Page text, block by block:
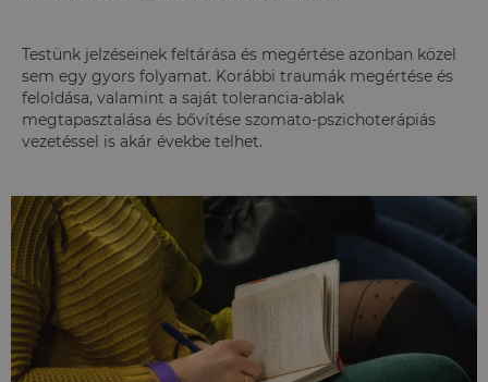
Testünk jelzéseinek feltárása és megértése azonban közel
sem egy gyors folyamat. Korábbi traumák megértése és
feloldása, valamint a saját tolerancia-ablak
megtapasztalása és bővítése szomato-pszichoterápiás
vezetéssel is akár évekbe telhet.